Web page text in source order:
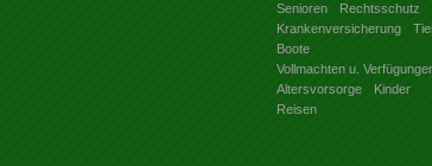
Senioren
Rechtsschutz
Krankenversicherung
Boote
Vollmachten u.
Altersvorsorge
Kinder
Reisen